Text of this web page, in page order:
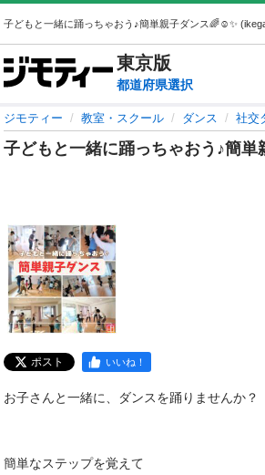
東京版
都道府県選択
ジモティー 教室・スクール ダンス 社交
子どもと一緒に踊っちゃおう♪簡
ポスト いいね！
お子さんと一緒に、ダンスを踊りませんか？
簡単なステップを覚えて